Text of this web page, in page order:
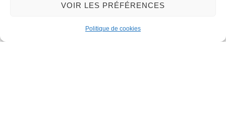
VOIR LES PRÉFÉRENCES
Politique de cookies